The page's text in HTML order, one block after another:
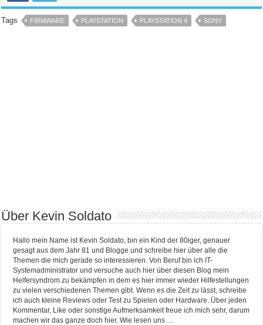
Tags FIRMWARE PLAYSTATION PLAYSTATION 4 SONY
Über Kevin Soldato
Hallo mein Name ist Kevin Soldato, bin ein Kind der 80iger, genauer
gesagt aus dem Jahr 81 und Blogge und schreibe hier über alle die
Themen die mich gerade so interessieren. Von Beruf bin ich IT-
Systemadministrator und versuche auch hier über diesen Blog mein
Helfersyndrom zu bekämpfen in dem es hier immer wieder Hilfestellungen
zu vielen verschiedenen Themen gibt. Wenn es die Zeit zu lässt, schreibe
ich auch kleine Reviews oder Test zu Spielen oder Hardware. Über jeden
Kommentar, Like oder sonstige Aufmerksamkeit freue ich mich sehr, darum
machen wir das ganze doch hier. Wie lesen uns …